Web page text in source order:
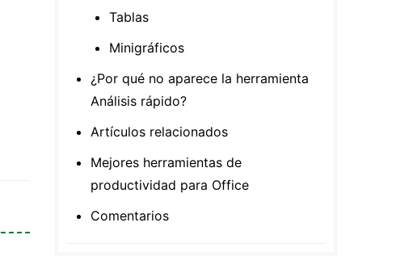
Tablas
Minigráficos
¿Por qué no aparece la herramienta
Análisis rápido?
Artículos relacionados
Mejores herramientas de
productividad para Office
Comentarios